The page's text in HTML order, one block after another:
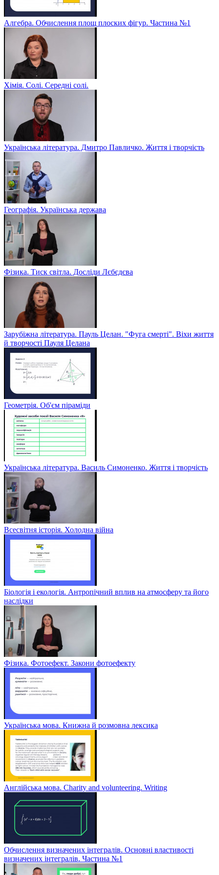
Алгебра. Обчислення площ плоских фігур. Частина №1
Хімія. Солі. Середні солі.
Українська література. Дмитро Павличко. Життя і творчість
Географія. Українська держава
Фізика. Тиск світла. Досліди Лєбєдєва
Зарубіжна література. Пауль Целан. "Фуга смерті". Віхи життя
й творчості Пауля Целана
Геометрія. Об'єм піраміди
Українська література. Василь Симоненко. Життя і творчість
Всесвітня історія. Холодна війна
Біологія і екологія. Антропічний вплив на атмосферу та його
наслідки
Фізика. Фотоефект. Закони фотоефекту
Українська мова. Книжна й розмовна лексика
Англійська мова. Charity and volunteering. Writing
Обчислення визначених інтегралів. Основні властивості
визначених інтегралів. Частина №1